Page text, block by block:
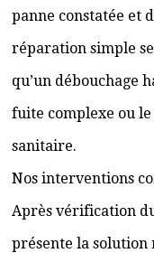
panne constatée et
réparation simple
qu’un débouchage
fuite complexe ou
sanitaire.
Nos interventions
Après vérification
présente la solution